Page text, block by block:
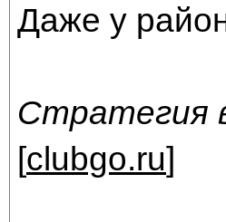
Даже у
Стратегия
[clubgo.ru]